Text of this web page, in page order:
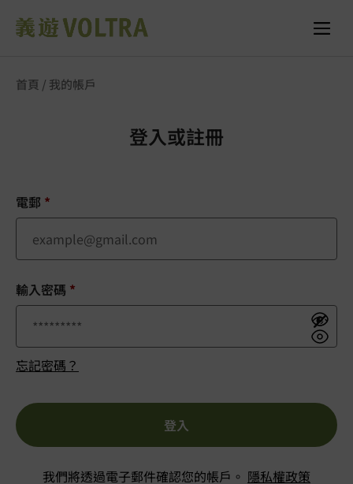
首頁 / 我的帳戶
登入或註冊
電郵 *
輸入密碼 *
忘記密碼？
登入
我們將透過電子郵件確認您的帳戶。 隱私權政策